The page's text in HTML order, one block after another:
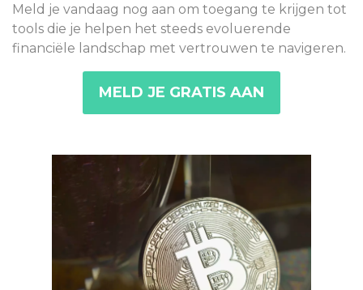
Meld je vandaag nog aan om toegang te krijgen tot
tools die je helpen het steeds evoluerende
financiële landschap met vertrouwen te navigeren.
MELD JE GRATIS AAN